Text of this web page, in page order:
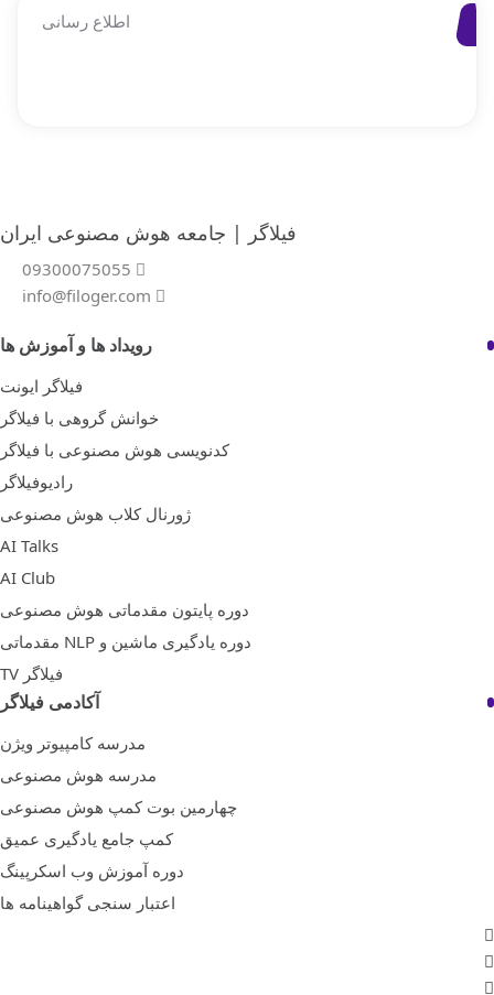
اطلاع رسانی
فیلاگر | جامعه هوش مصنوعی ایران
09300075055
info@filoger.com
رویداد ها و آموزش ها
فیلاگر ایونت
خوانش گروهی با فیلاگر
کدنویسی هوش مصنوعی با فیلاگر
رادیوفیلاگر
ژورنال کلاب هوش مصنوعی
AI Talks
AI Club
دوره پایتون مقدماتی هوش مصنوعی
دوره یادگیری ماشین و NLP مقدماتی
فیلاگر TV
آکادمی فیلاگر
مدرسه کامپیوتر ویژن
مدرسه هوش مصنوعی
چهارمین بوت کمپ هوش مصنوعی
کمپ جامع یادگیری عمیق
دوره آموزش وب اسکرپینگ
اعتبار سنجی گواهینامه ها